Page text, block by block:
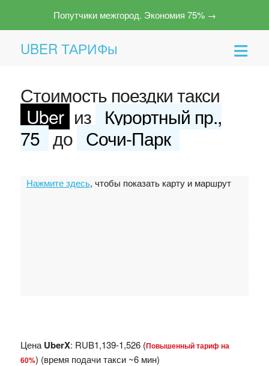
Попутчики межгород. Экономия 75% →
UBER ТАРИФы
Стоимость поездки такси
Uber из Курортный пр.,
75 до Сочи-Парк
Нажмите здесь, чтобы показать карту и маршрут
Цена UberX: RUB1,139-1,526 (Повышенный тариф на
60%) (время подачи такси ~6 мин)